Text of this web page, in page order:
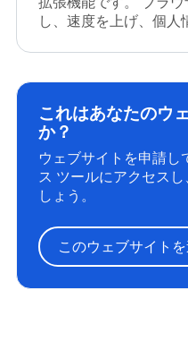
し、速度を上げ、個人
これはあなたのウ
か？
ウェブサイトを申請し
ス ツールにアクセス
しょう。
このウェブサイト